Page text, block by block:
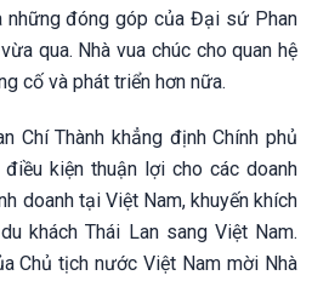
những đóng góp của Đại sứ Phan
qua. Nhà vua chúc cho quan hệ
cố và phát triển hơn nữa.
Chí Thành khẳng định Chính phủ
kiện thuận lợi cho các doanh
doanh tại Việt Nam, khuyến khích
khách Thái Lan sang Việt Nam.
Chủ tịch nước Việt Nam mời Nhà